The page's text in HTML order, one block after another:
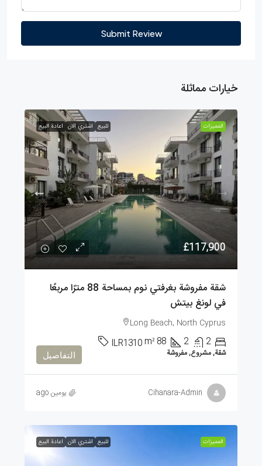
Submit Review
خيارات مماثلة
الممیزات للبيع اشتري الان اعادة البيع
£117,900
شقة مفروشة بغرفتي نوم بمساحة 88 مترًا مربعًا
في لونغ بيتش
Long Beach, North Cyprus
2
2
88
m²
ILR1310
شقة, مشروع, مفروشة التفاصيل
Cihanara-Admin يومين ago
الممیزات للبيع اشتري الان اعادة البيع